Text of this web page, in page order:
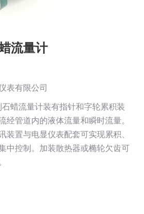
流量计
表有限公司
蜡流量计装有指针和字轮累积装
经管道内的液体流量和瞬时流量。
装置与电显仪表配套可实现累积、
中控制。加装散热器或椭轮欠齿可